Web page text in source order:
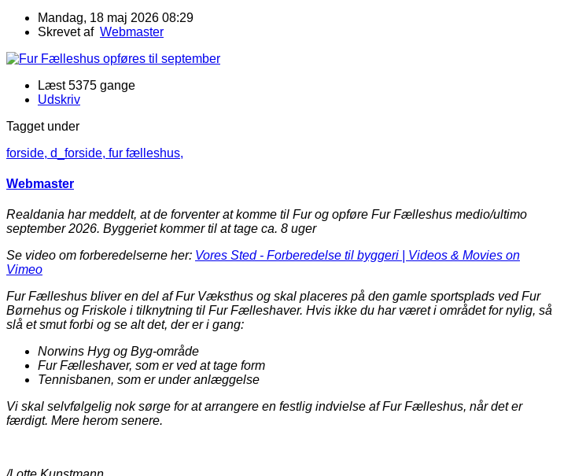
Mandag, 18 maj 2026 08:29
Skrevet af Webmaster
Læst 5375 gange
Udskriv
Tagget under
forside, d_forside, fur fælleshus,
Webmaster
Realdania har meddelt, at de forventer at komme til Fur og opføre Fur Fælleshus medio/ultimo
september 2026. Byggeriet kommer til at tage ca. 8 uger
Se video om forberedelserne her: Vores Sted - Forberedelse til byggeri | Videos & Movies on
Vimeo
Fur Fælleshus bliver en del af Fur Væksthus og skal placeres på den gamle sportsplads ved Fur
Børnehus og Friskole i tilknytning til Fur Fælleshaver. Hvis ikke du har været i området for nylig, så
slå et smut forbi og se alt det, der er i gang:
Norwins Hyg og Byg-område
Fur Fælleshaver, som er ved at tage form
Tennisbanen, som er under anlæggelse
Vi skal selvfølgelig nok sørge for at arrangere en festlig indvielse af Fur Fælleshus, når det er
færdigt. Mere herom senere.